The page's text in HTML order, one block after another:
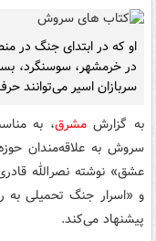
او که در ابتدای جنگ در
در خرمشهر، سوسنگرد،
سربازان اسیر می‌توانند
به گزارشمشرق، به
سروش به علاقه‌مندان
عشق» نوشته نصرالله
و «اسرار جنگ تحمیلی به
پیشنهاد می‌کند.